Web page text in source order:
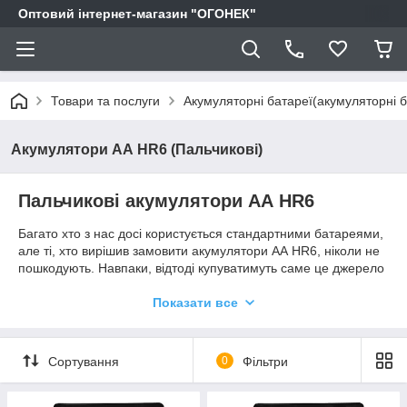
Оптовий інтернет-магазин "ОГОНЕК"
Товари та послуги Акумуляторні батареї(акумуляторні
Акумулятори АА HR6 (Пальчикові)
Пальчикові акумулятори АА HR6
Багато хто з нас досі користується стандартними батареями,
але ті, хто вирішив замовити акумулятори АА HR6, ніколи не
пошкодують. Навпаки, відтоді купуватимуть саме це джерело
акумуляторні батареї, декілька, але варто вказати на:
можливість перезаряджання;
Також вважається, що пристрої, що працюють на
Показати все
Сортування 0 Фільтри